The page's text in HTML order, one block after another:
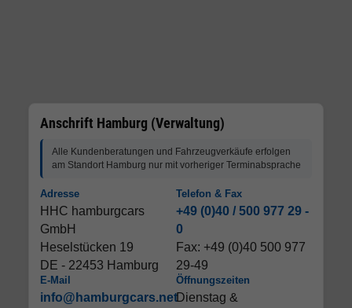
Anschrift Hamburg (Verwaltung)
Alle Kundenberatungen und Fahrzeugverkäufe erfolgen
am Standort Hamburg nur mit vorheriger Terminabsprache
Adresse
HHC hamburgcars
GmbH
Heselstücken 19
DE - 22453 Hamburg
Telefon & Fax
+49 (0)40 / 500 977 29 -
0
Fax: +49 (0)40 500 977
29-49
E-Mail
info@hamburgcars.net
Öffnungszeiten
Dienstag &